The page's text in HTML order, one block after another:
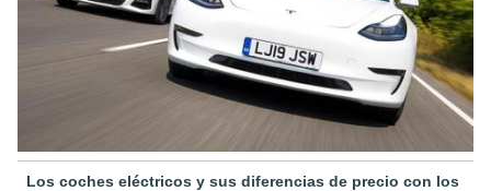
Los coches eléctricos y sus diferencias de precio con los